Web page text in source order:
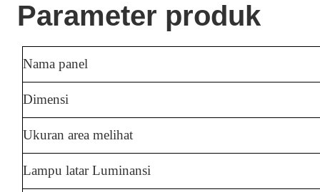
Parameter produk
Nama panel
Dimensi
Ukuran area melihat
Lampu latar Luminansi